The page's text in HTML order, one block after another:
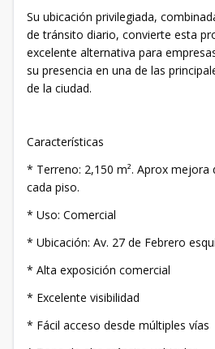
Su ubicación privilegiada,
de tránsito diario, convierte esta
excelente alternativa para
su presencia en una de las
de la ciudad.
Características
* Terreno: 2,150 m². Aprox mejora
cada piso.
* Uso: Comercial
* Ubicación: Av. 27 de Febrero
* Alta exposición comercial
* Excelente visibilidad
* Fácil acceso desde múltiples vías